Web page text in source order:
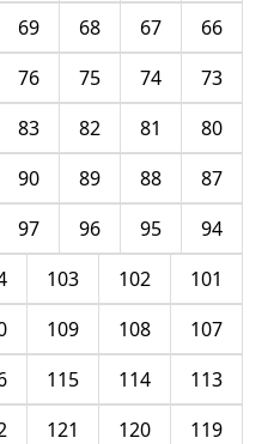
66
67
68
69
73
74
75
76
80
81
82
83
87
88
89
90
94
95
96
97
101
102
103
107
108
109
113
114
115
119
120
121